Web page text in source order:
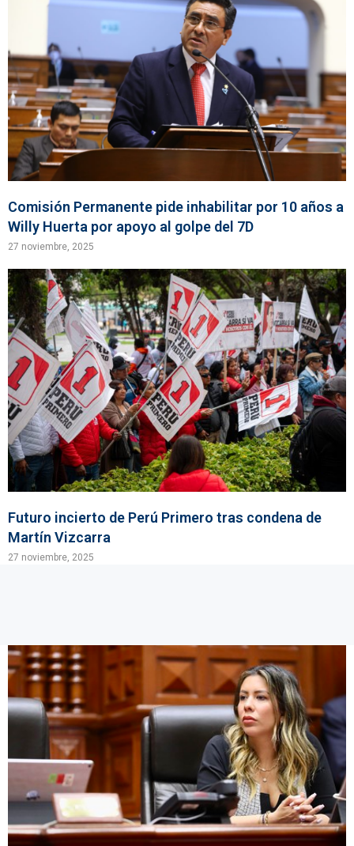
Comisión Permanente pide inhabilitar por 10 años a
Willy Huerta por apoyo al golpe del 7D
27 noviembre, 2025
Futuro incierto de Perú Primero tras condena de
Martín Vizcarra
27 noviembre, 2025